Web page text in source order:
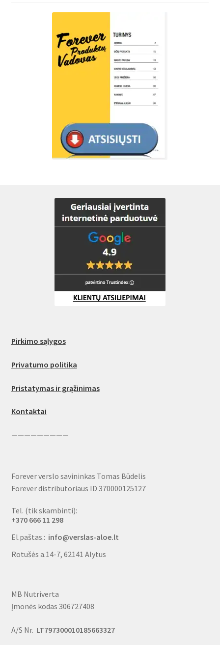
Pirkimo sąlygos
Privatumo politika
Pristatymas ir grąžinimas
Kontaktai
—————————
Forever verslo savininkas Tomas Būdelis
Forever distributoriaus ID 370000125127
Tel. (tik skambinti):
+370 666 11 298
El.paštas.: info@verslas-aloe.lt
Rotušės a.14-7, 62141 Alytus
MB Nutriverta
Įmonės kodas 306727408
A/S Nr. LT797300010185663327